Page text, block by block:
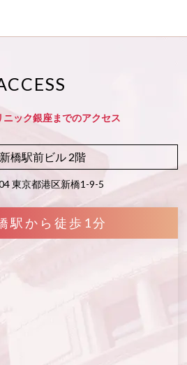
ック銀座までのアクセス
橋駅前ビル 2階
東京都港区新橋1-9-5
駅から徒歩1分